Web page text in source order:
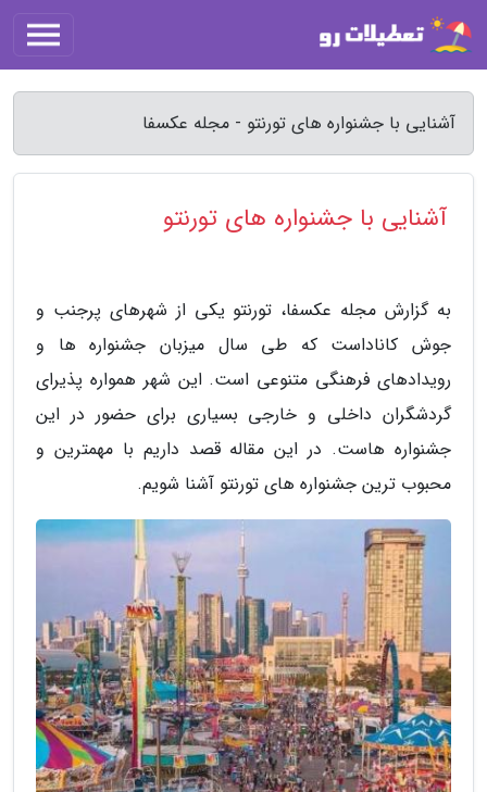
آشنایی با جشنواره های تورنتو - مجله عکسفا
آشنایی با جشنواره های تورنتو
به گزارش مجله عکسفا، تورنتو یکی از شهرهای پرجنب و
جوش کاناداست که طی سال میزبان جشنواره ها و
رویدادهای فرهنگی متنوعی است. این شهر همواره پذیرای
گردشگران داخلی و خارجی بسیاری برای حضور در این
جشنواره هاست. در این مقاله قصد داریم با مهمترین و
محبوب ترین جشنواره های تورنتو آشنا شویم.